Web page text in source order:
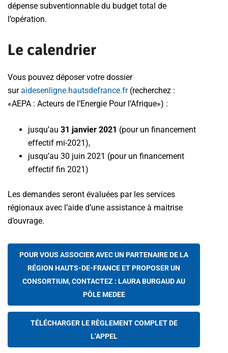
dépense subventionnable du budget total de
l’opération.
Le calendrier
Vous pouvez déposer votre dossier
suraidesenligne.hautsdefrance.fr(recherchez :
«AEPA : Acteurs de l’Energie Pour l’Afrique») :
jusqu’au 31 janvier 2021 (pour un financement
effectif mi-2021),
jusqu’au 30 juin 2021 (pour un financement
effectif fin 2021)
Les demandes seront évaluées par les services
régionaux avec l’aide d’une assistance à maitrise
d’ouvrage.
POUR VOUS ASSOCIER AVEC UN PARTENAIRE DE LA
RÉGION HAUTS-DE-FRANCE ET PROPOSER UN
CONSORTIUM, CONTACTEZ : LAURA BURGAUD AU
PÔLE MEDEE
TÉLÉCHARGER LE RÈGLEMENT COMPLET DE
L’APPEL